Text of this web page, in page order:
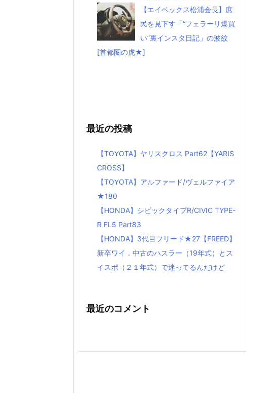
【エイベックス松浦会長】庶
民を見下す「“フェラーリ爆買
い”裏インスタ日記」の波紋
[首都圏の虎★]
最近の投稿
【TOYOTA】ヤリスクロス Part62【YARIS
CROSS】
【TOYOTA】アルファード/ヴェルファイア
★180
【HONDA】シビックタイプR/CIVIC TYPE-
R FL5 Part83
【HONDA】3代目フリード★27【FREED】
新卒ワイ．中古のハスラー（19年式）とス
イスポ（２１年式）で迷ってるんだけど
最近のコメント